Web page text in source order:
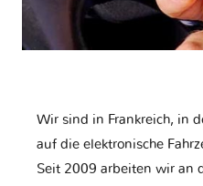
Wir sind in Frankreich, in
auf die elektronische
Seit 2009 arbeiten wir an